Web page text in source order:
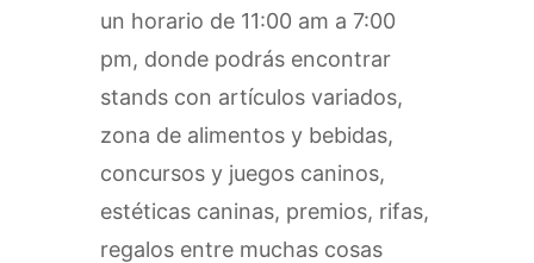
un horario de 11:00 am a 7:00
pm, donde podrás encontrar
stands con artículos variados,
zona de alimentos y bebidas,
concursos y juegos caninos,
estéticas caninas, premios, rifas,
regalos entre muchas cosas